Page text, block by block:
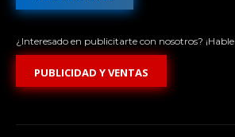
¿Interesado en publicitarte con nosotros?
PUBLICIDAD Y VENTAS